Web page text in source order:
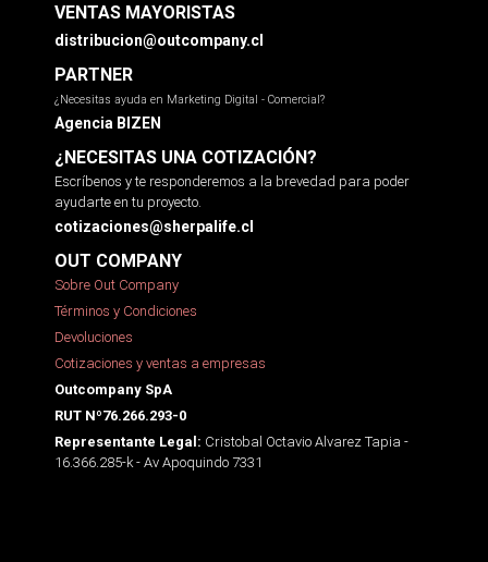
VENTAS MAYORISTAS
distribucion@outcompany.cl
PARTNER
¿Necesitas ayuda en Marketing Digital - Comercial?
Agencia BIZEN
¿NECESITAS UNA COTIZACIÓN?
Escríbenos y te responderemos a la brevedad para poder
ayudarte en tu proyecto.
cotizaciones@sherpalife.cl
OUT COMPANY
Sobre Out Company
Términos y Condiciones
Devoluciones
Cotizaciones y ventas a empresas
Outcompany SpA
RUT Nº76.266.293-0
Representante Legal: Cristobal Octavio Alvarez Tapia -
16.366.285-k - Av Apoquindo 7331